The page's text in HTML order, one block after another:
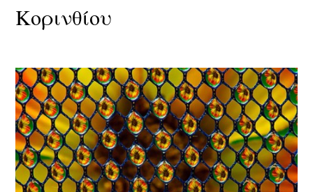
Κορινθίου